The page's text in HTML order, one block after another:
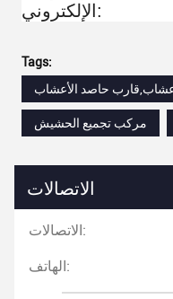
الإلكتروني:
Tags:
حاصد الأعشاب
مركب تجميع الحشيش
الاتصالات
الاتصالات:
الهاتف: